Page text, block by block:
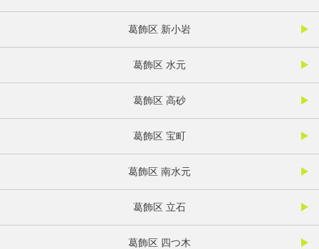
葛飾区 新小岩
葛飾区 水元
葛飾区 高砂
葛飾区 宝町
葛飾区 南水元
葛飾区 立石
葛飾区 四つ木